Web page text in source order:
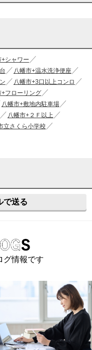
+シャワー
八幡市+温水洗浄便座
八幡市+3口以上コンロ
+フローリング
八幡市+敷地内駐車場
八幡市+２Ｆ以上
立さくら小学校
で送る
グ情報です